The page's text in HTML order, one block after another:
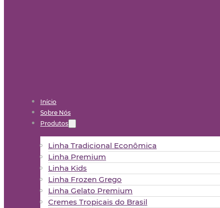
Início
Sobre Nós
Produtos
Linha Tradicional Econômica
Linha Premium
Linha Kids
Linha Frozen Grego
Linha Gelato Premium
Cremes Tropicais do Brasil